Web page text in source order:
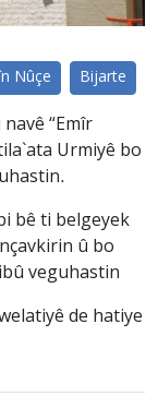
Nûçe Bijarte
“Emîr
Urmiyê bo
bê ti belgeyek
û bo
veguhastin
de hatiye